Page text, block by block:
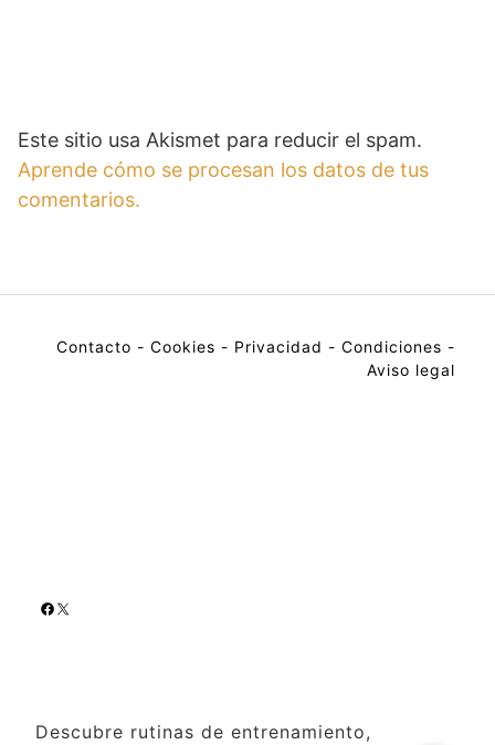
Este sitio usa Akismet para reducir el spam.
Aprende cómo se procesan los datos de tus
comentarios.
Contacto - Cookies - Privacidad - Condiciones -
Aviso legal
Descubre rutinas de entrenamiento,